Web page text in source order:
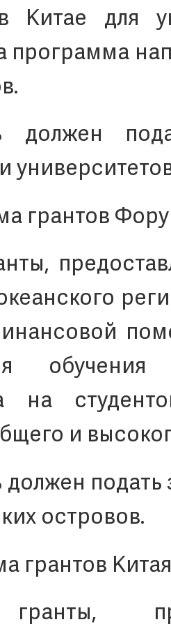
Китае для
программа
должен
грантов
на
и
должен
островов.
грантов